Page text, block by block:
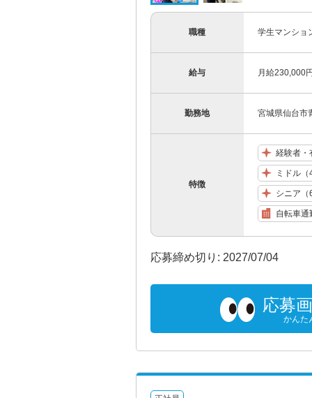
職種 学生マンショ
給与 月給230,000
勤務地 宮城県仙台市
特徴
経験者・
ミドル
シニア（
自転車通
応募締め切り: 2027/07/04
応募
かんた